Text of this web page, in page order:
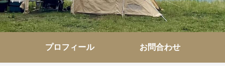
プロフィール お問合わせ